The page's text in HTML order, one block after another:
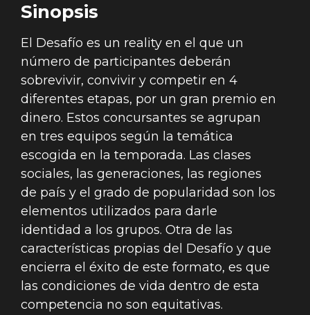
Sinopsis
El Desafío es un reality en el que un
número de participantes deberán
sobrevivir, convivir y competir en 4
diferentes etapas, por un gran premio en
dinero. Estos concursantes se agrupan
en tres equipos según la temática
escogida en la temporada. Las clases
sociales, las generaciones, las regiones
de país y el grado de popularidad son los
elementos utilizados para darle
identidad a los grupos. Otra de las
características propias del Desafío y que
encierra el éxito de este formato, es que
las condiciones de vida dentro de esta
competencia no son equitativas.